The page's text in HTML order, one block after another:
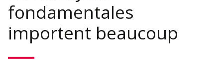
fondamentales
importent beaucoup